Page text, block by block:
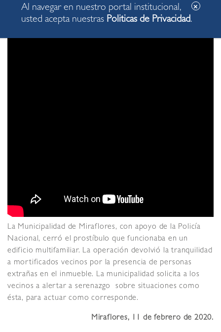
La Municipalidad de Miraflores, con apoyo de la Policía
Nacional, cerró el prostíbulo que funcionaba en un
edificio multifamiliar. La operación devolvió la tranquilidad
a mortificados vecinos por la presencia de personas
extrañas en el inmueble. La municipalidad solicita a los
vecinos a alertar a serenazgo sobre situaciones como
ésta, para actuar como corresponde.
Miraflores, 11 de febrero de 2020.
Al navegar en nuestro portal institucional,
usted acepta nuestras Politicas de Privacidad.